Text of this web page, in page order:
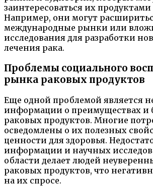
заинтересоваться их
Например, они могут
международные рынки или
исследования для разработки
лечения рака.
Проблемы социального
рынка раковых продуктов
Еще одной проблемой является
информации о преимуществах и
раковых продуктов. Многие
осведомлены о их полезных
ценности для здоровья.
информации и научных
области делает людей
раковых продуктов, что
на их спросе.